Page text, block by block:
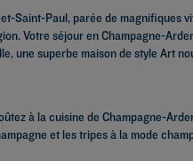
Saint-Paul, parée de magnifiques
Votre séjour en Champagne-
une superbe maison de style Art
à la cuisine de Champagne-
et les tripes à la mode